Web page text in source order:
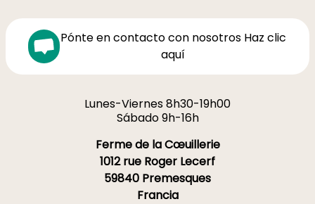
Pónte en contacto con nosotros Haz clic
aquí
Lunes-Viernes 8h30-19h00
Sábado 9h-16h
Ferme de la Cœuillerie
1012 rue Roger Lecerf
59840 Premesques
Francia